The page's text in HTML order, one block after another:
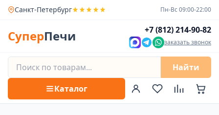
Санкт-Петербург Пн-Вс 09:00-22:00
СуперПечи +7 (812) 214-90-82
заказать звонок
Найти
Каталог